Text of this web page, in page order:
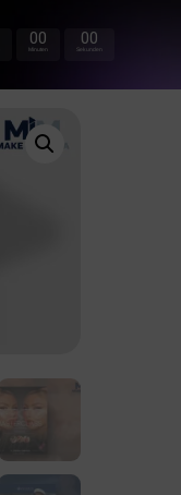
00
Minuten
00
Sekunden